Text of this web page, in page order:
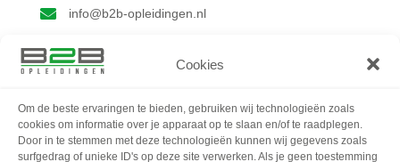
Cookies
Om de beste ervaringen te bieden, gebruiken wij technologieën zoals
cookies om informatie over je apparaat op te slaan en/of te raadplegen.
Door in te stemmen met deze technologieën kunnen wij gegevens zoals
surfgedrag of unieke ID's op deze site verwerken. Als je geen toestemming
 info@b2b-opleidingen.nl